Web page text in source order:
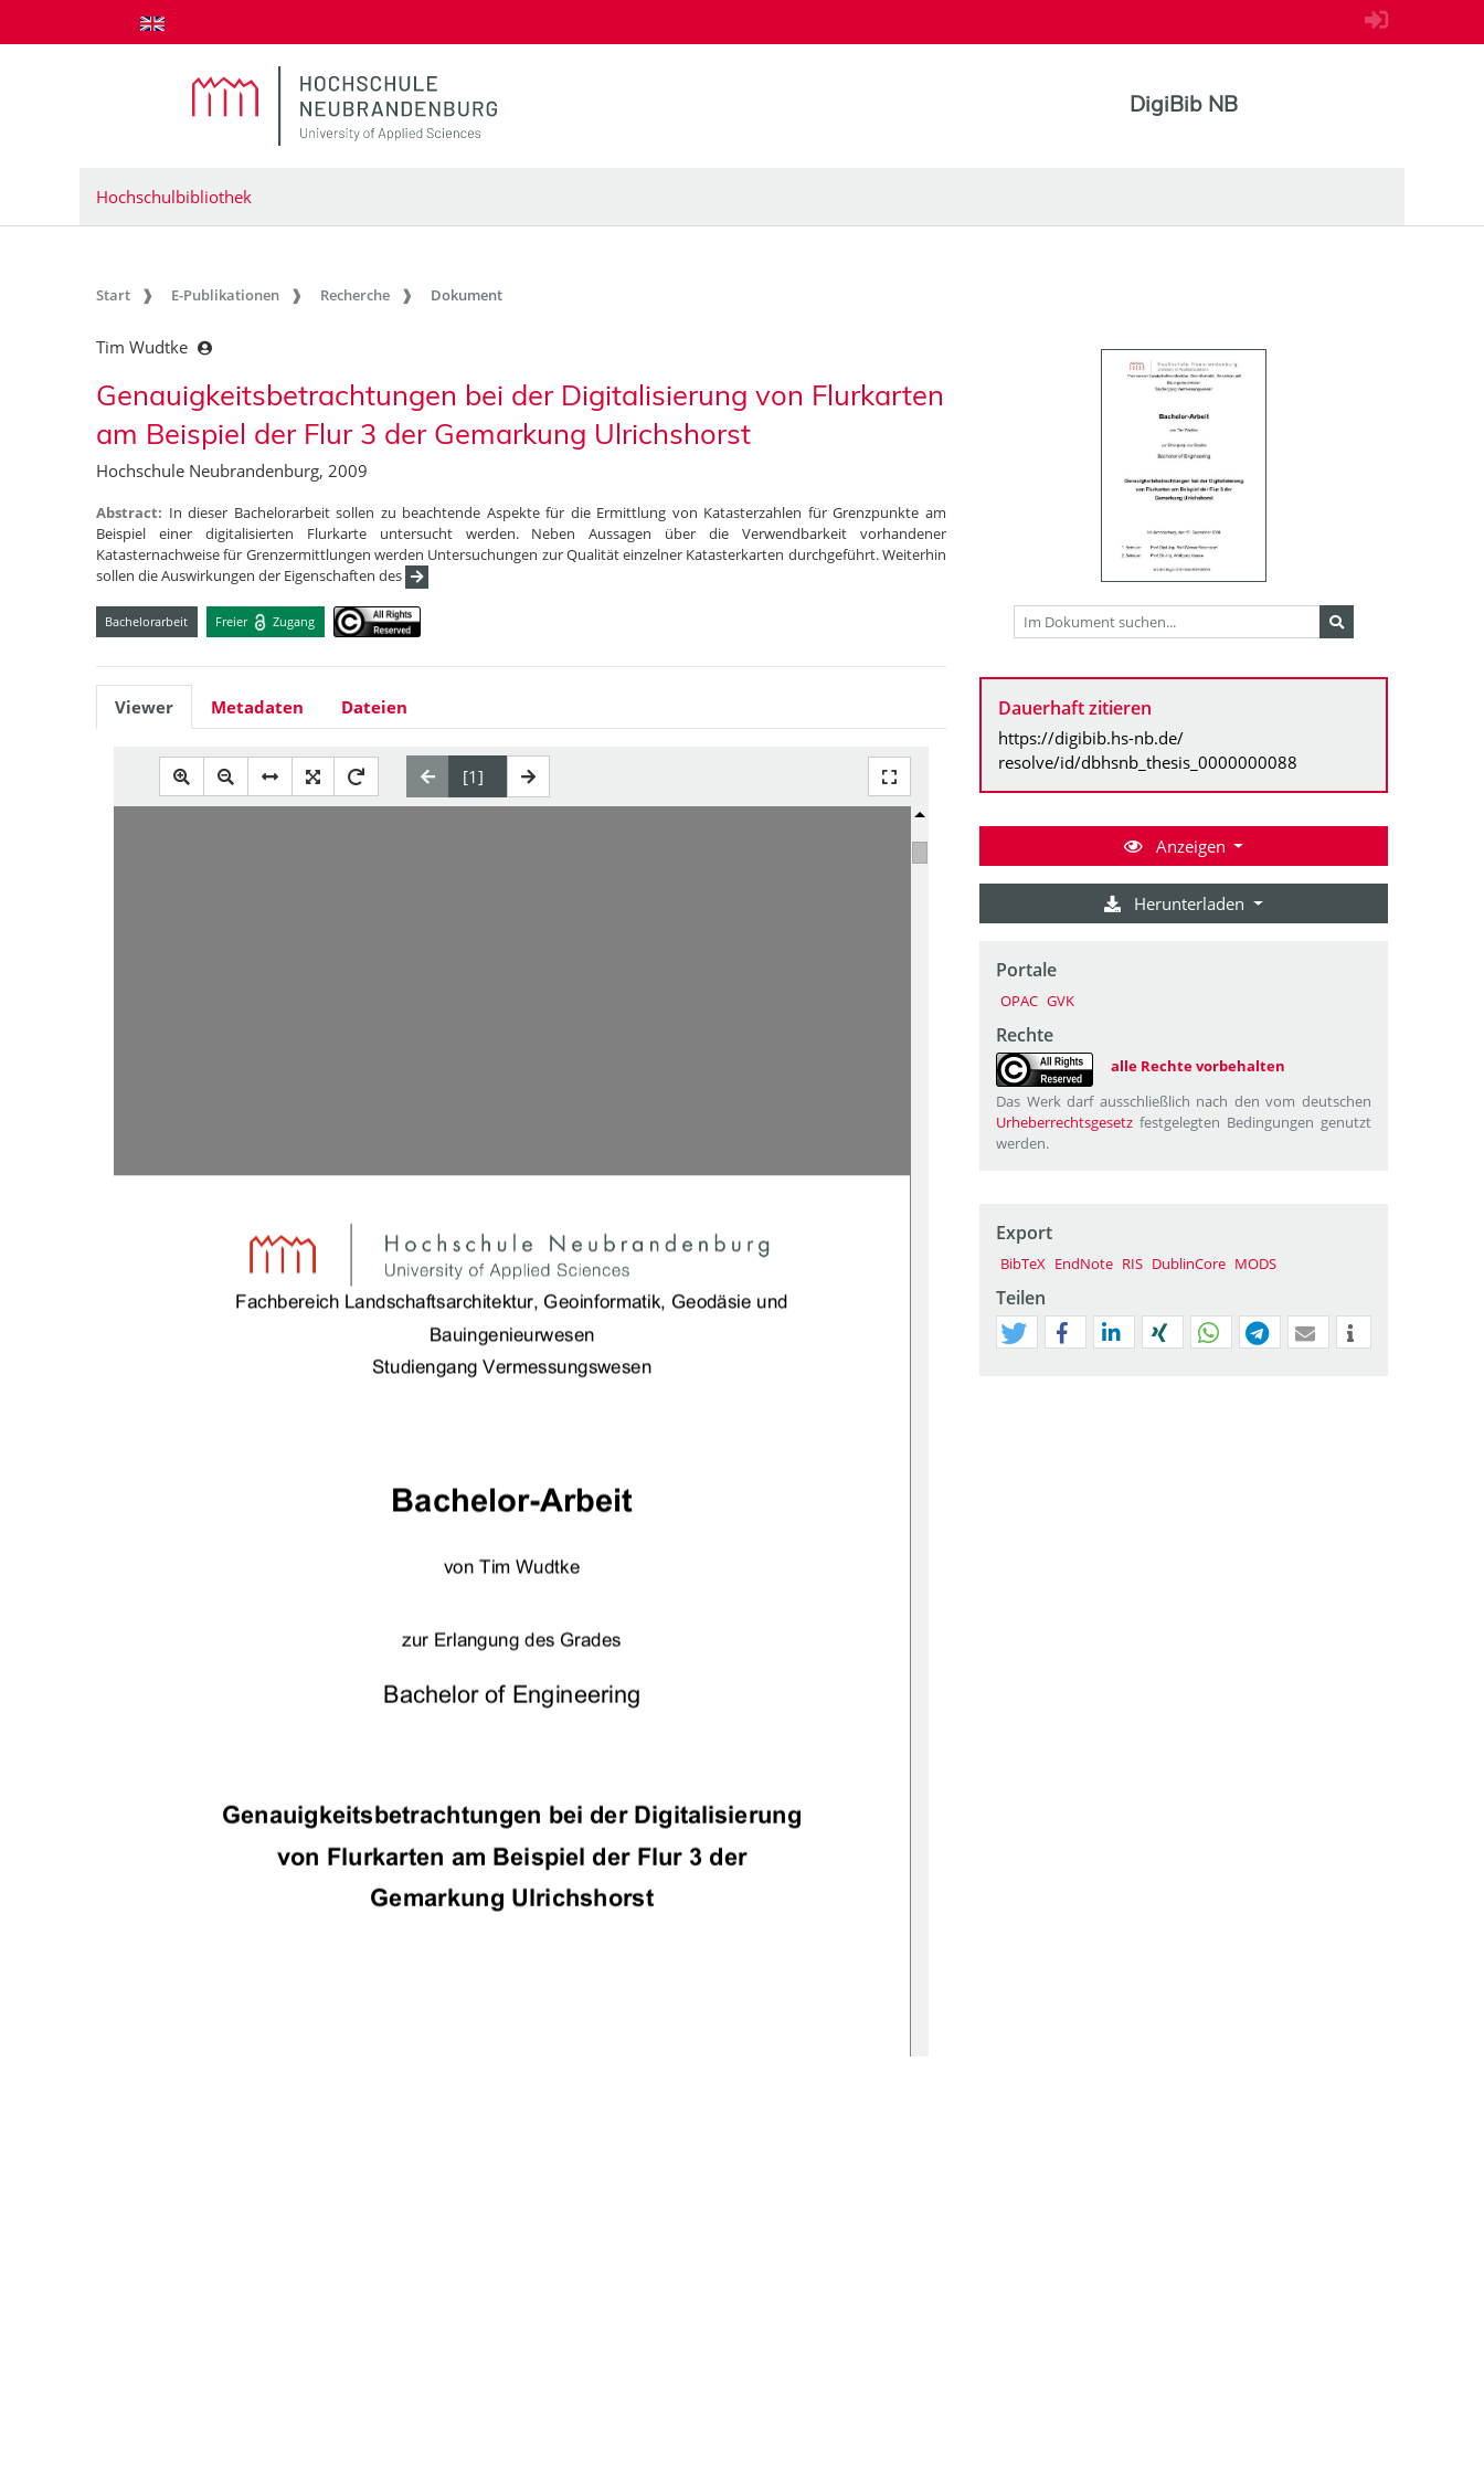
zum Inhalt springen
DigiBib NB
Hochschulbibliothek
Start E-Publikationen Recherche Dokument
Tim Wudtke
Genauigkeitsbetrachtungen bei der Digitalisierung von Flurkarten
am Beispiel der Flur 3 der Gemarkung Ulrichshorst
Hochschule Neubrandenburg, 2009
Abstract: In dieser Bachelorarbeit sollen zu beachtende Aspekte für die Ermittlung von Katasterzahlen für Grenzpunkte am
Beispiel einer digitalisierten Flurkarte untersucht werden. Neben Aussagen über die Verwendbarkeit vorhandener
Katasternachweise für Grenzermittlungen werden Untersuchungen zur Qualität einzelner Katasterkarten durchgeführt. Weiterhin
sollen die Auswirkungen der Eigenschaften des
Bachelorarbeit Freier Zugang
Viewer Metadaten Dateien
Fachbereich Landschaftsarchitektur, Geoinformatik, Geodäsie und
Bauingenieurwesen
Studiengang Vermessungswesen
Bachelor-Arbeit
von Tim Wudtke
zur Erlangung des Grades
Bachelor of Engineering
Genauigkeitsbetrachtungen bei der Digitalisierung
von Flurkarten am Beispiel der Flur 3 der
Gemarkung Ulrichshorst
Dauerhaft zitieren
https://digibib.hs-nb.de/
resolve/id/dbhsnb_thesis_0000000088
Anzeigen
Herunterladen
Portale
OPAC GVK
Rechte
alle Rechte vorbehalten
Das Werk darf ausschließlich nach den vom deutschen
Urheberrechtsgesetz festgelegten Bedingungen genutzt
werden.
Export
BibTeX EndNote RIS DublinCore MODS
Teilen